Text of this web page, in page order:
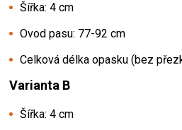
Šířka: 4 cm
Ovod pasu: 77-92 cm
Celková délka opasku (bez
Varianta B
Šířka: 4 cm